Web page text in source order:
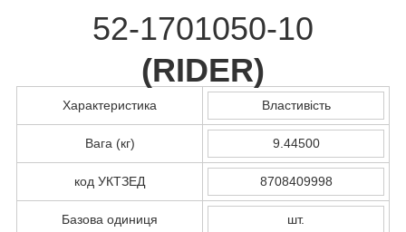
52-1701050-10
(RIDER)
Характеристика Властивість
Вага (кг) 9.44500
код УКТЗЕД 8708409998
Базова одиниця шт.